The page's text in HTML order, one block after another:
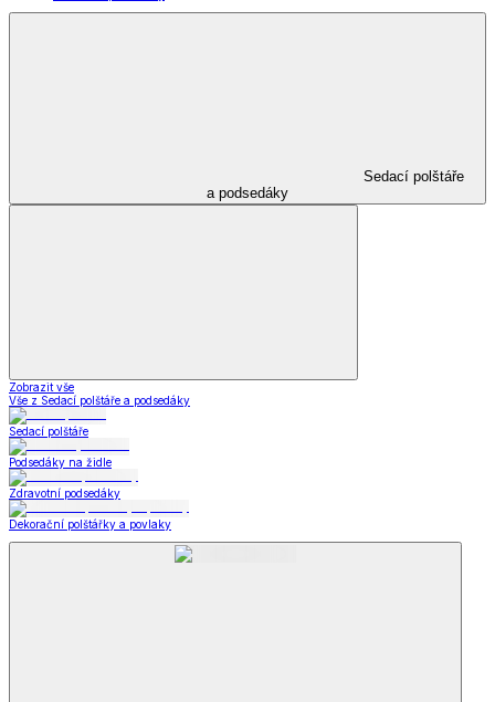
Sedací polštáře
a podsedáky
Zobrazit vše
Vše z Sedací polštáře a podsedáky
Sedací polštáře
Podsedáky na židle
Zdravotní podsedáky
Dekorační polštářky a povlaky